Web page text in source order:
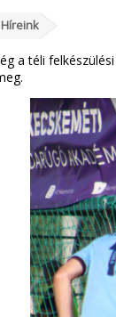
Híreink
a téli